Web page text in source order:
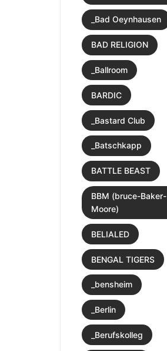
_Bad Oeynhausen
BAD RELIGION
_Ballroom
BARDIC
_Bastard Club
_Batschkapp
BATTLE BEAST
BBM (bruce-Baker-
Moore)
BELIALED
BENGAL TIGERS
_bensheim
_Berlin
_Berufskolleg